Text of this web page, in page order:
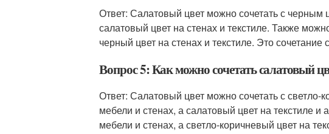
Ответ: Салатовый цвет можно сочетать с черным
салатовый цвет на стенах и текстиле. Также
черный цвет на стенах и текстиле. Это
Вопрос 5: Как можно сочетать салатовый
Ответ: Салатовый цвет можно сочетать с
мебели и стенах, а салатовый цвет на текстиле
мебели и стенах, а светло-коричневый цвет на